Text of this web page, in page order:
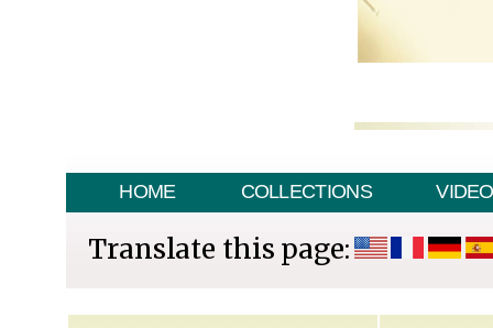
HOME COLLECTIONS VIDEO
Translate this page: